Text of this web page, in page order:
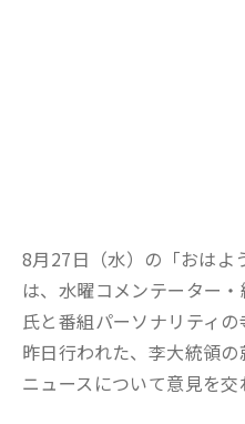
8月27日（水）の「おはよ
は、水曜コメンテーター
氏と番組パーソナリティの
昨日行われた、李大統領
ニュースについて意見を交